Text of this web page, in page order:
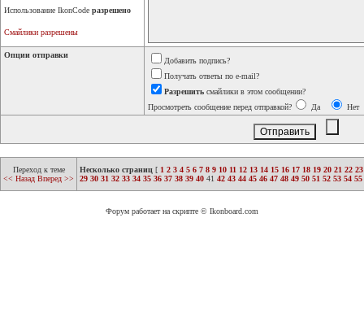
Использование IkonCode разрешено
Смайлики разрешены
Опции отправки
Добавить подпись?
Получать ответы по e-mail?
Разрешить смайлики в этом сообщении?
Просмотреть сообщение перед отправкой?
Да Нет
Переход к теме
<< Назад Вперед >>
Несколько страниц [ 1 2 3 4 5 6 7 8 9 10 11 12 13 14 15 16 17 18 19 20 21 22 23
29 30 31 32 33 34 35 36 37 38 39 40 41 42 43 44 45 46 47 48 49 50 51 52 53 54 55
Форум работает на скрипте © Ikonboard.com